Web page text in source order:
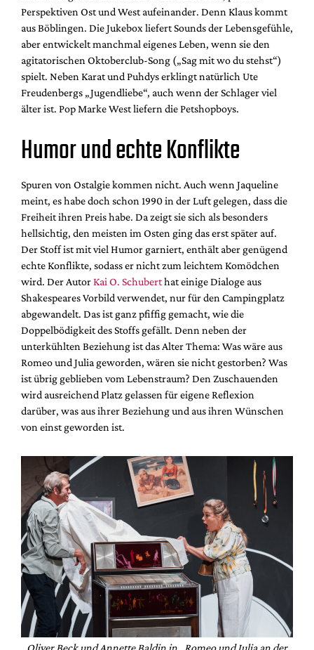
Perspektiven Ost und West aufeinander. Denn Klaus kommt
aus Böblingen. Die Jukebox liefert Sounds der Lebensgefühle,
aber entwickelt manchmal eigenes Leben, wenn sie den
agitatorischen Oktoberclub-Song („Sag mit wo du stehst“)
spielt. Neben Karat und Puhdys erklingt natürlich Ute
Freudenbergs „Jugendliebe“, auch wenn der Schlager viel
älter ist. Pop Marke West liefern die Petshopboys.
Humor und echte Konflikte
Spuren von Ostalgie kommen nicht. Auch wenn Jaqueline
meint, es habe doch schon 1990 in der Luft gelegen, dass die
Freiheit ihren Preis habe. Da zeigt sie sich als besonders
hellsichtig, den meisten im Osten ging das erst später auf.
Der Stoff ist mit viel Humor garniert, enthält aber genügend
echte Konflikte, sodass er nicht zum leichtem Komödchen
wird. Der AutorKai O. Schuberthat einige Dialoge aus
Shakespeares Vorbild verwendet, nur für den Campingplatz
abgewandelt. Das ist ganz pfiffig gemacht, wie die
Doppelbödigkeit des Stoffs gefällt. Denn neben der
unterkühlten Beziehung ist das Alter Thema: Was wäre aus
Romeo und Julia geworden, wären sie nicht gestorben? Was
ist übrig geblieben vom Lebenstraum? Den Zuschauenden
wird ausreichend Platz gelassen für eigene Reflexion
darüber, was aus ihrer Beziehung und aus ihren Wünschen
von einst geworden ist.